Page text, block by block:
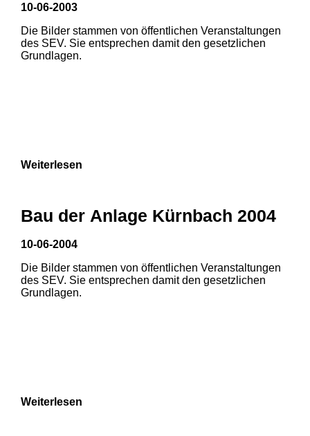
1 2 3
10-06-2003
Die Bilder stammen von öffentlichen Veranstaltungen
des SEV. Sie entsprechen damit den gesetzlichen
Grundlagen.
Weiterlesen
Bau der Anlage Kürnbach 2004
10-06-2004
Die Bilder stammen von öffentlichen Veranstaltungen
des SEV. Sie entsprechen damit den gesetzlichen
Grundlagen.
Weiterlesen